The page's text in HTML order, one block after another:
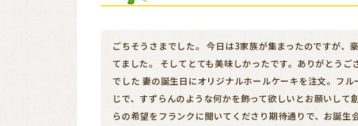
ごちそうさまでした。 今日は3家族が集まったのですが、
てました。 そしてとても美味しかったです。ありがとう
でした 妻の誕生日にオリジナルホールケーキを注文。フ
じで、すずらんのような何かを飾って欲しいとお願いして
らの希望をフランクに聞いてくださり期待通りで、お誕生